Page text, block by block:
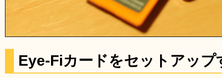
Eye-Fiカードをセットアップ